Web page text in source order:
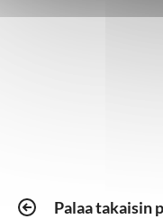
Palaa takaisin